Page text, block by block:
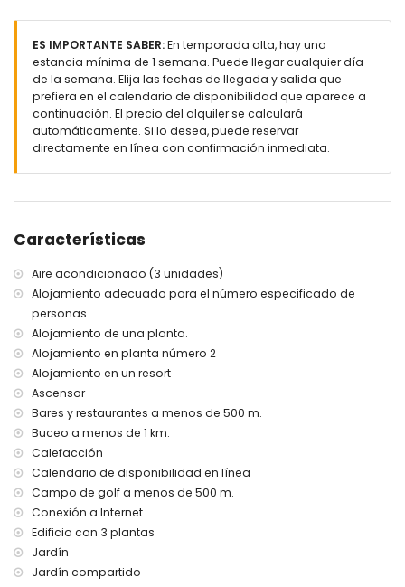
un excelente apartamento para sus vacaciones en España con
la familia o amigos.
Disponible en el interior
Salón amplio con cocina abierta y puertas correderas a la
terraza orientada al sur.
un cómodo sofá de salón y una mesa de comedor con 4
WiFi gratuito de fibra óptica
Cocina
Lujosa cocina americana con vitrocerámica, campana
lavavajillas, cafetera, hervidor, tostadora de pan y encimera de
silestone.
Lavadero
Espacio de almacenamiento con lavadora.
Dormitorios
Dos dormitorios, ambos con amplios armarios y aire
acondicionado/calefacción. El dormitorio principal tiene una
cama de matrimonio de 160 X 200 y una puerta corredera a la
terraza. El segundo dormitorio tiene 2 camas individuales de 90 X
200. Una cuna y una trona están disponibles bajo petición.
ES IMPORTANTE SABER:En temporada alta, hay una
estancia mínima de 1 semana. Puede llegar cualquier día
de la semana. Elija las fechas de llegada y salida que
prefiera en el calendario de disponibilidad que aparece a
continuación. El precio del alquiler se calculará
automáticamente. Si lo desea, puede reservar
directamente en línea con confirmación inmediata.
Características
Aire acondicionado (3 unidades)
Alojamiento adecuado para el número especificado de
personas.
Alojamiento de una planta.
Alojamiento en planta número 2
Alojamiento en un resort
Ascensor
Bares y restaurantes a menos de 500 m.
Buceo a menos de 1 km.
Calefacción
Calendario de disponibilidad en línea
Campo de golf a menos de 500 m.
Conexión a Internet
Edificio con 3 plantas
Jardín
Jardín compartido